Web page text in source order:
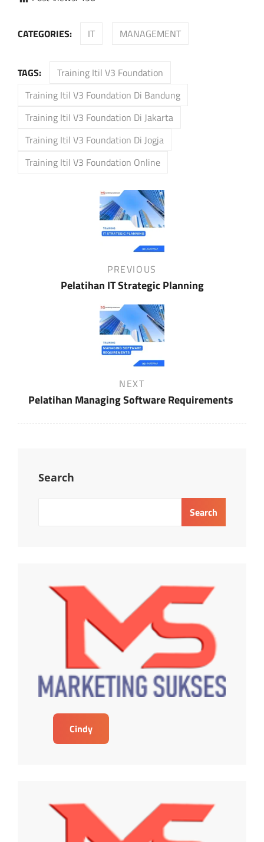
CATEGORIES: IT MANAGEMENT
TAGS:
Training Itil V3 Foundation
Training Itil V3 Foundation Di Bandung
Training Itil V3 Foundation Di Jakarta
Training Itil V3 Foundation Di Jogja
Training Itil V3 Foundation Online
PREVIOUS
Pelatihan IT Strategic Planning
Post
NEXT
Pelatihan Managing Software Requirements
Search
Search
Cindy